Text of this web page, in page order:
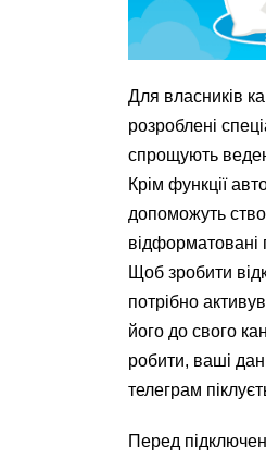
Для власників
розроблені
спрощують
Крім функції
допоможуть
відформатовані
Щоб зробити
потрібно
його до свого
робити, ваші
телеграм
Перед